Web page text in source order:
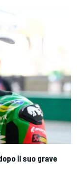
il suo grave